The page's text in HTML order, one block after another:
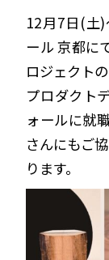
12月7日(土
ール 京都に
ロジェクト
プロダクト
ォールに就
さんにもご
ります。